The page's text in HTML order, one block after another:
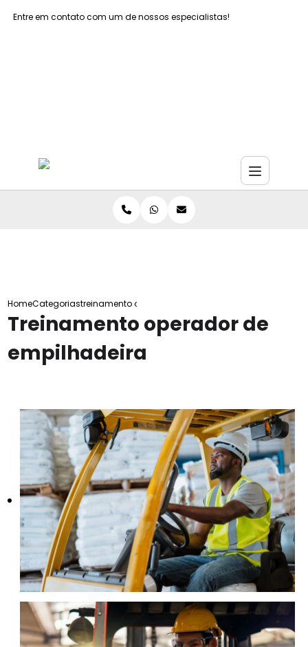
Entre em contato com um de nossos especialistas!
HomeCategoriastreinamento operador empilhadeira
Treinamento operador de
empilhadeira